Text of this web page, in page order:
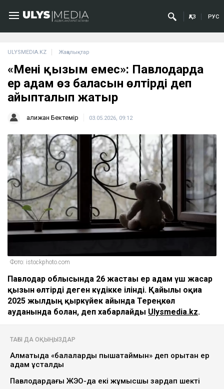
ҚАЗ РУС
ULYSMEDIA.KZ Жаңалықтар
«Менің қызым емес»: Павлодарда
ер адам өз баласын өлтірді деп
айыпталып жатыр
Қалижан Бектемір 03.05.2026, 09:12
Фото: istockphoto.com
Павлодар облысында 26 жастағы ер адам үш жасар
қызын өлтірді деген күдікке ілінді. Қайғылы оқиға
2025 жылдың қыркүйек айында Тереңкөл
ауданында болған, деп хабарлайды Ulysmedia.kz.
ТАҒЫ ДА ОҚЫҢЫЗДАР
Алматыда «балаларды пышақтаймын» деп қорқытқан ер
адам ұсталды
Павлодардағы ЖЭО-да екі жұмысшы зардап шекті